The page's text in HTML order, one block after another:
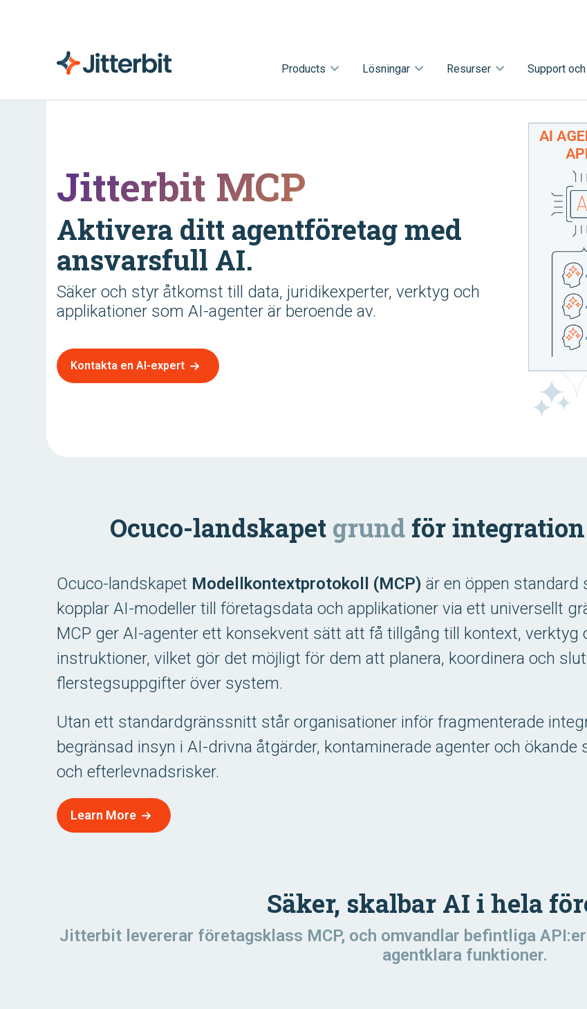
Products Lösningar Resurser Support
Jitterbit MCP
Aktivera ditt agentföretag med
ansvarsfull AI.
Säker och styr åtkomst till data, juridikexperter, verktyg och
applikationer som AI-agenter är beroende av.
Kontakta en AI-expert
Ocuco-landskapet grundför integration
Ocuco-landskapet Modellkontextprotokoll (MCP) är en öppen standard
kopplar AI-modeller till företagsdata och applikationer via ett universellt
MCP ger AI-agenter ett konsekvent sätt att få tillgång till kontext, verktyg
instruktioner, vilket gör det möjligt för dem att planera, koordinera och
flerstegsuppgifter över system.
Utan ett standardgränssnitt står organisationer inför fragmenterade
begränsad insyn i AI-drivna åtgärder, kontaminerade agenter och ökande
och efterlevnadsrisker.
Learn More
Säker, skalbar AI i hela
Jitterbit levererar företagsklass MCP, och omvandlar befintliga
agentklara funktioner.